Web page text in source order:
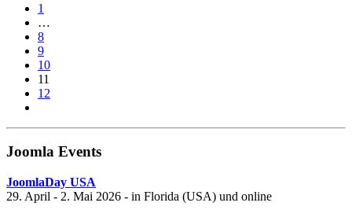
1
…
8
9
10
11
12
Joomla Events
JoomlaDay USA
29. April - 2. Mai 2026 - in Florida (USA) und online